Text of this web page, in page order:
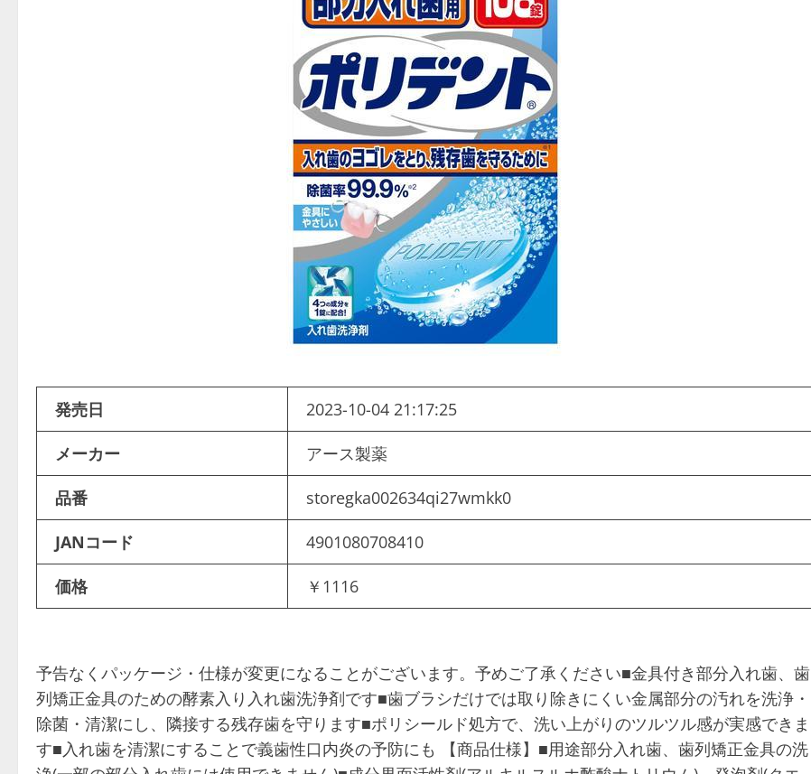
発売日 2023-10-04 21:17:25
メーカー アース製薬
品番 storegka002634qi27wmkk0
JANコード 4901080708410
価格 ￥1116
予告なくパッケージ・仕様が変更になることがございます。予めご了承ください■金具付き部分入れ歯、歯
列矯正金具のための酵素入り入れ歯洗浄剤です■歯ブラシだけでは取り除きにくい金属部分の汚れを洗浄・
除菌・清潔にし、隣接する残存歯を守ります■ポリシールド処方で、洗い上がりのツルツル感が実感できま
す■入れ歯を清潔にすることで義歯性口内炎の予防にも 【商品仕様】■用途部分入れ歯、歯列矯正金具の洗